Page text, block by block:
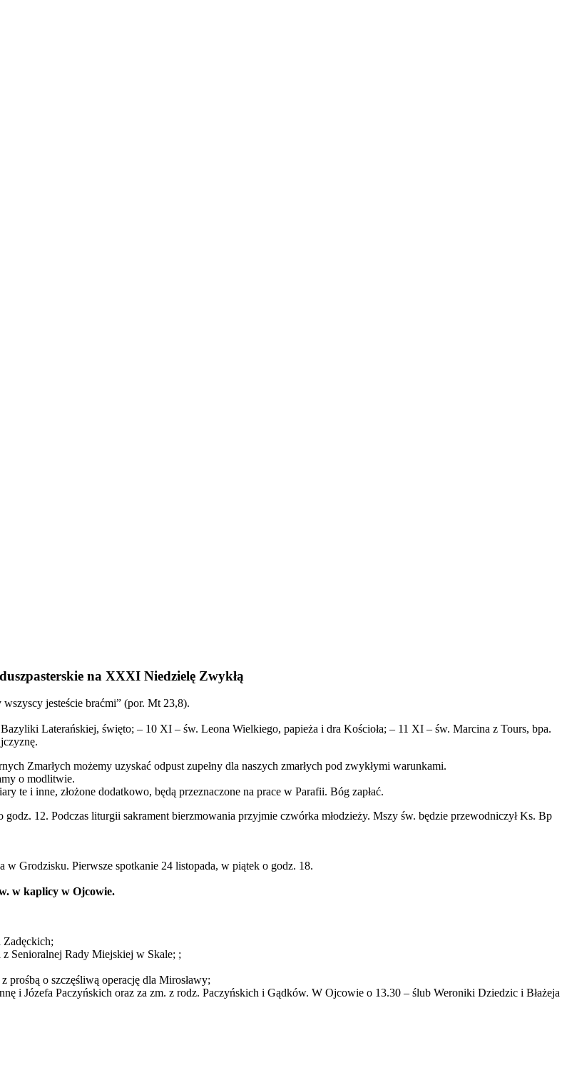
duszpasterskie na XXXI Niedzielę Zwykłą
jesteście braćmi” (por. Mt 23,8).
Laterańskiej, święto; – 10 XI – św. Leona Wielkiego, papieża i dra Kościoła; – 11 XI – św. Marcina z Tours, bpa.
Zmarłych możemy uzyskać odpust zupełny dla naszych zmarłych pod zwykłymi warunkami.
o modlitwie.
te i inne, złożone dodatkowo, będą przeznaczone na prace w Parafii. Bóg zapłać.
12. Podczas liturgii sakrament bierzmowania przyjmie czwórka młodzieży. Mszy św. będzie przewodniczył Ks. Bp
w Grodzisku. Pierwsze spotkanie 24 listopada, w piątek o godz. 18.
w kaplicy w Ojcowie.
Zadęckich;
Senioralnej Rady Miejskiej w Skale; ;
o szczęśliwą operację dla Mirosławy;
i Józefa Paczyńskich oraz za zm. z rodz. Paczyńskich i Gądków. W Ojcowie o 13.30 – ślub Weroniki Dziedzic i Błażeja